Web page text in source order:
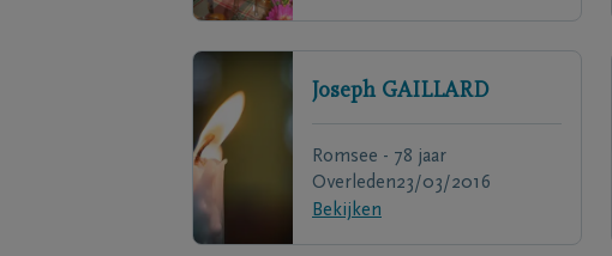
Joseph GAILLARD
Romsee - 78 jaar
Overleden23/03/2016
Bekijken